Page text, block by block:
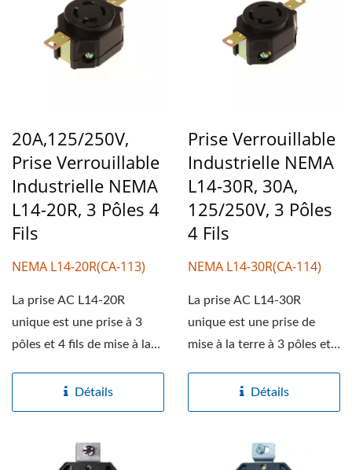
20A,125/250V,
Prise Verrouillable
Industrielle NEMA
L14-20R, 3 Pôles 4
Fils
NEMA L14-20R(CA-113)
La prise AC L14-20R
unique est une prise à 3
pôles et 4 fils de mise à la
Détails
Prise Verrouillable
Industrielle NEMA
L14-30R, 30A,
125/250V, 3 Pôles
4 Fils
NEMA L14-30R(CA-114)
La prise AC L14-30R
unique est une prise de
mise à la terre à 3 pôles et
Détails